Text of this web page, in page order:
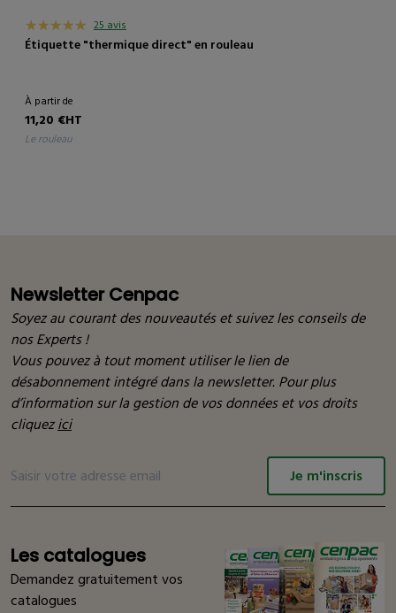
25 avis
Étiquette "thermique direct" en rouleau
À partir de
11,20 €HT
le rouleau
Newsletter Cenpac
Soyez au courant des nouveautés et suivez les conseils de
nos Experts !
Vous pouvez à tout moment utiliser le lien de
désabonnement intégré dans la newsletter. Pour plus
d’information sur la gestion de vos données et vos droits
cliquezici
Je m'inscris
Les catalogues
Demandez gratuitement vos
catalogues